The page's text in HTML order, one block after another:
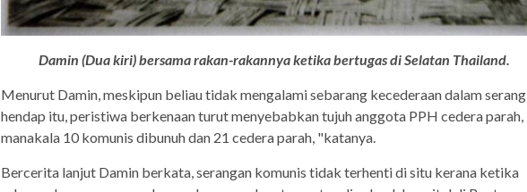
Damin (Dua kiri) bersama rakan-rakannya ketika bertugas di Selatan Thailand.
Menurut Damin, meskipun beliau tidak mengalami sebarang kecederaan dalam serang
hendap itu, peristiwa berkenaan turut menyebabkan tujuh anggota PPH cedera parah,
manakala 10 komunis dibunuh dan 21 cedera parah, "katanya.
Bercerita lanjut Damin berkata, serangan komunis tidak terhenti di situ kerana ketika